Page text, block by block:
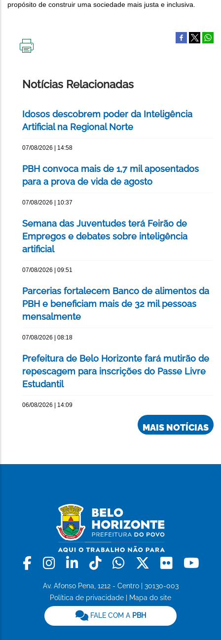
propósito de construir uma sociedade mais justa e inclusiva.
Notícias Relacionadas
Idosos descobrem poder da Inteligência
Artificial na Regional Norte
07/08/2026 | 14:58
PBH convoca mais de 1,7 mil aposentados
para a prova de vida de agosto
07/08/2026 | 10:37
Semana das Juventudes terá Feirão de
Empregos e debates sobre inteligência
artificial
07/08/2026 | 09:51
Parcerias fortalecem Banco de alimentos da
PBH e beneficiam mais de 32 mil pessoas
mensalmente
07/08/2026 | 08:18
Prefeitura de Belo Horizonte fará mutirão de
repescagem para inscrições do Passe Livre
Estudantil
06/08/2026 | 14:09
MAIS NOTÍCIAS
Facebook
Instagram
LinkedinTiktokWhatsapp
X Flickr
Av. Afonso Pena, 1212 - Centro | 30130-003
Política de privacidade
Mapa do site
FALE COM A PBH